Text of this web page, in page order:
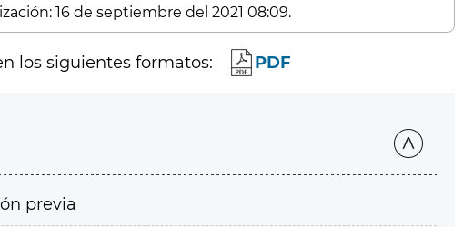
16 de septiembre del 2021 08:09.
los siguientes formatos: PDF
previa